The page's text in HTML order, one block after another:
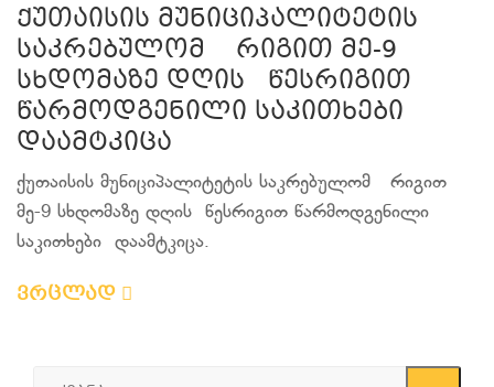
ქუთაისის მუნიციპალიტეტის
საკრებულომ რიგით მე-9
სხდომაზე დღის წესრიგით
წარმოდგენილი საკითხები
დაამტკიცა
ქუთაისის მუნიციპალიტეტის საკრებულომ რიგით
მე-9 სხდომაზე დღის წესრიგით წარმოდგენილი
საკითხები დაამტკიცა.
ვრცლად